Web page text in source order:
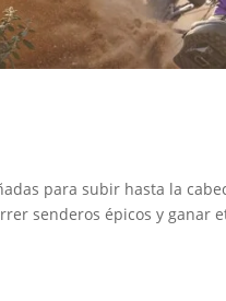
para subir hasta la
senderos épicos y ganar